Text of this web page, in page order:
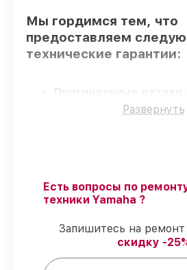
Мы гордимся тем, что
предоставляем
технические гарантии:
Оригинальные детали
подлинные
выполняется строго в
сроки.
Подтвержденная
гарантийное
восстановления.
Развернуть
Есть вопросы по
техники Yamaha ?
Запишитесь на ремонт
скидку -